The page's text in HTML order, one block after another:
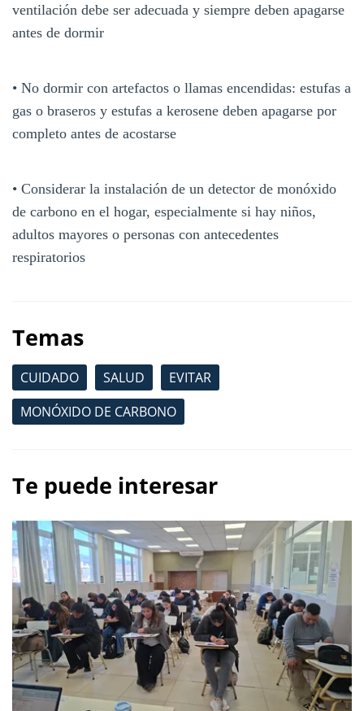
ventilación debe ser adecuada y siempre deben apagarse
antes de dormir
• No dormir con artefactos o llamas encendidas: estufas a
gas o braseros y estufas a kerosene deben apagarse por
completo antes de acostarse
• Considerar la instalación de un detector de monóxido
de carbono en el hogar, especialmente si hay niños,
adultos mayores o personas con antecedentes
respiratorios
Temas
CUIDADO SALUD
EVITAR
MONÓXIDO DE CARBONO
Te puede interesar